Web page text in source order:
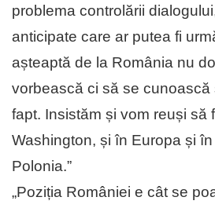
problema controlării
anticipate care ar putea fi
așteaptă de la România nu
vorbească ci să se cunoască
fapt. Insistăm și vom reuși să
Washington, și în Europa și
Polonia.”
„Poziția României e cât se